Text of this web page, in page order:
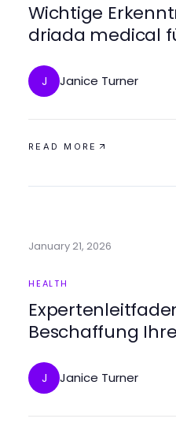
Wichtige
driada medical
J Janice Turner
READ MORE
January 21, 2026
HEALTH
Beschaffung
J Janice Turner